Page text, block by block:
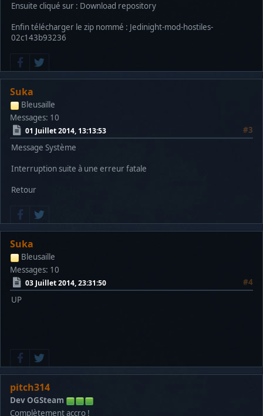
Ensuite cliqué sur : Download repository
Enfin télécharger le zip nommé : Jedinight-mod-hostiles-
02c143b93236
Suka
Bleusaille
Messages: 10
01 Juillet 2014, 13:13:53
#3
Message Système
Interruption suite à une erreur fatale
Retour
Suka
Bleusaille
Messages: 10
03 Juillet 2014, 23:31:50
#4
UP
pitch314
Dev OGSteam
Complètement accro !